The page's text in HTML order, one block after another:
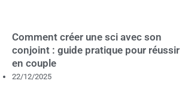
Comment créer une sci avec son
conjoint : guide pratique pour réussir
en couple
22/12/2025